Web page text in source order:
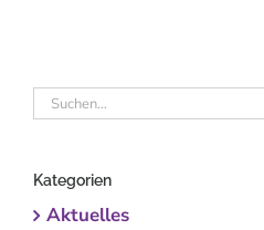
Suche
Kategorien
Aktuelles